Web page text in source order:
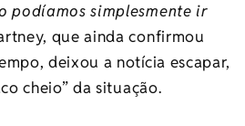
podíamos simplesmente ir
que ainda confirmou
deixou a notícia escapar,
cheio” da situação.